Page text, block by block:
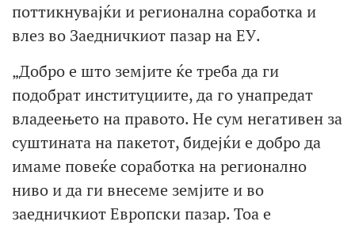
поттикнувајќи и регионална соработка и
влез во Заедничкиот пазар на ЕУ.
„Добро е што земјите ќе треба да ги
подобрат институциите, да го унапредат
владеењето на правото. Не сум негативен за
суштината на пакетот, бидејќи е добро да
имаме повеќе соработка на регионално
ниво и да ги внесеме земјите и во
заедничкиот Европски пазар. Тоа е